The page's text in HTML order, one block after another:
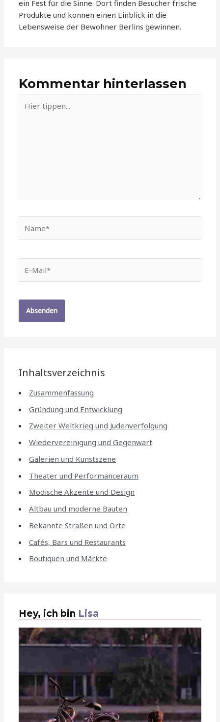
ein Fest für die Sinne. Dort finden Besucher frische
Produkte und können einen Einblick in die
Lebensweise der Bewohner Berlins gewinnen.
Kommentar hinterlassen
tippen...
Mail*
Inhaltsverzeichnis
Zusammenfassung
Gründung und Entwicklung
Zweiter Weltkrieg und Judenverfolgung
Wiedervereinigung und Gegenwart
Galerien und Kunstszene
Theater und Performanceraum
Modische Akzente und Design
Altbau und moderne Bauten
Bekannte Straßen und Orte
Cafés, Bars und Restaurants
Boutiquen und Märkte
Hey, ich bin Lisa